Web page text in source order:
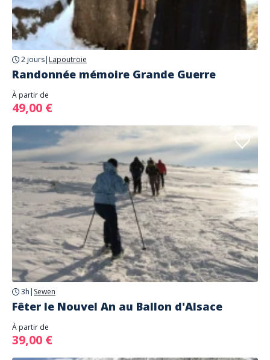
2 jours| Lapoutroie
Randonnée mémoire Grande Guerre
À partir de
49,00 €
3h | Sewen
Fêter le Nouvel An au Ballon d'Alsace
À partir de
39,00 €